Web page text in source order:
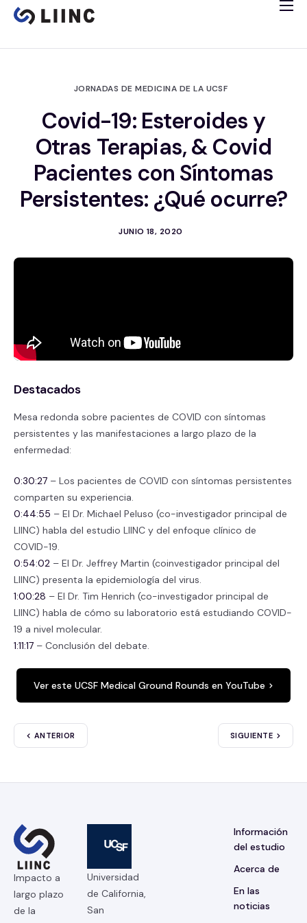
Estudio
JORNADAS DE MEDICINA DE LA UCSF
Covid-19: Esteroides y
Otras Terapias, & Covid
Pacientes con Síntomas
Persistentes: ¿Qué ocurre?
JUNIO 18, 2020
Destacados
Mesa redonda sobre pacientes de COVID con síntomas
persistentes y las manifestaciones a largo plazo de la
enfermedad:
0:30:27 – Los pacientes de COVID con síntomas persistentes
comparten su experiencia.
0:44:55 – El Dr. Michael Peluso (co-investigador principal de
LIINC) habla del estudio LIINC y del enfoque clínico de
COVID-19.
0:54:02 – El Dr. Jeffrey Martin (coinvestigador principal del
LIINC) presenta la epidemiología del virus.
1:00:28 – El Dr. Tim Henrich (co-investigador principal de
LIINC) habla de cómo su laboratorio está estudiando COVID-
19 a nivel molecular.
1:11:17 – Conclusión del debate.
Ver este UCSF Medical Ground Rounds en YouTube
ANTERIOR SIGUIENTE
Impacto a
largo plazo
de la
Universidad
de California,
San
Información
del estudio
Acerca de
En las
noticias